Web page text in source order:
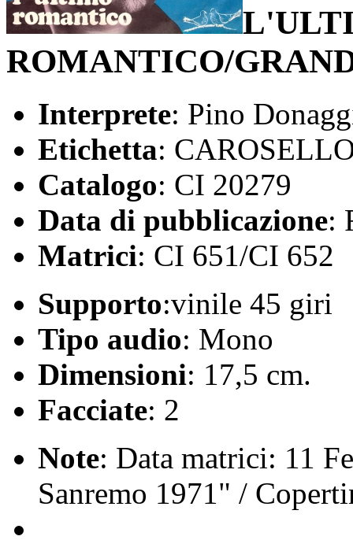
ROMANTICO/
Interprete: Pino
Etichetta:
Catalogo: CI 20279
Data di pubblicazione:
Matrici: CI 651/CI 652
Supporto:vinile 45 giri
Tipo audio: Mono
Dimensioni: 17,5 cm.
Facciate: 2
Note: Data matrici: 11
Sanremo 1971" /